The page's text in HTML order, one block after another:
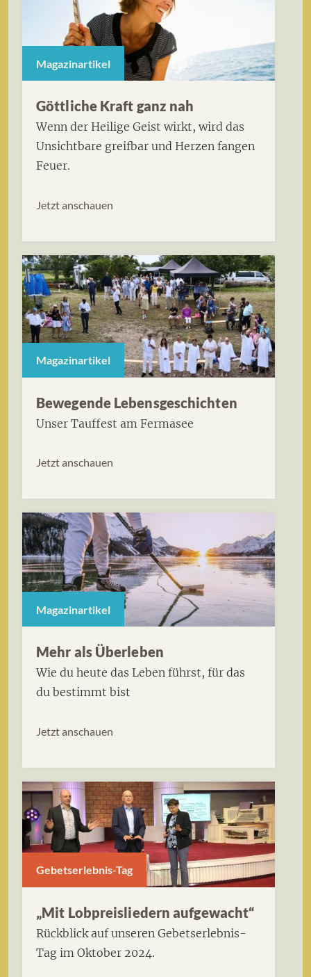
Magazinartikel
Göttliche Kraft ganz nah
Wenn der Heilige Geist wirkt, wird das
Unsichtbare greifbar und Herzen fangen
Feuer.
Jetzt anschauen
Magazinartikel
Bewegende Lebensgeschichten
Unser Tauffest am Fermasee
Jetzt anschauen
Magazinartikel
Mehr als Überleben
Wie du heute das Leben führst, für das
du bestimmt bist
Jetzt anschauen
Gebetserlebnis-Tag
„Mit Lobpreisliedern aufgewacht“
Rückblick auf unseren Gebetserlebnis-
Tag im Oktober 2024.